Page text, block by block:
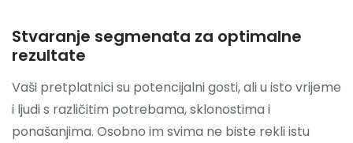
Stvaranje segmenata za optimalne
rezultate
Vaši pretplatnici su potencijalni gosti, ali u isto vrijeme
i ljudi s različitim potrebama, sklonostima i
ponašanjima. Osobno im svima ne biste rekli istu